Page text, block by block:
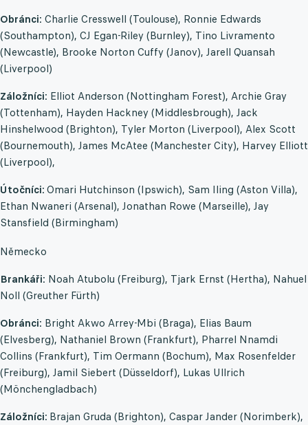
Obránci: Charlie Cresswell (Toulouse), Ronnie Edwards
(Southampton), CJ Egan-Riley (Burnley), Tino Livramento
(Newcastle), Brooke Norton Cuffy (Janov), Jarell Quansah
(Liverpool)
Záložníci: Elliot Anderson (Nottingham Forest), Archie Gray
(Tottenham), Hayden Hackney (Middlesbrough), Jack
Hinshelwood (Brighton), Tyler Morton (Liverpool), Alex Scott
(Bournemouth), James McAtee (Manchester City), Harvey Elliott
(Liverpool),
Útočníci: Omari Hutchinson (Ipswich), Sam Iling (Aston Villa),
Ethan Nwaneri (Arsenal), Jonathan Rowe (Marseille), Jay
Stansfield (Birmingham)
Německo
Brankáři: Noah Atubolu (Freiburg), Tjark Ernst (Hertha), Nahuel
Noll (Greuther Fürth)
Obránci: Bright Akwo Arrey-Mbi (Braga), Elias Baum
(Elvesberg), Nathaniel Brown (Frankfurt), Pharrel Nnamdi
Collins (Frankfurt), Tim Oermann (Bochum), Max Rosenfelder
(Freiburg), Jamil Siebert (Düsseldorf), Lukas Ullrich
(Mönchengladbach)
Záložníci: Brajan Gruda (Brighton), Caspar Jander (Norimberk),